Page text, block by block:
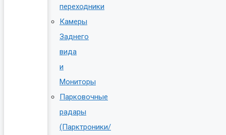
переходники
Камеры
Заднего
вида
и
Мониторы
Парковочные
радары
(Парктроники/